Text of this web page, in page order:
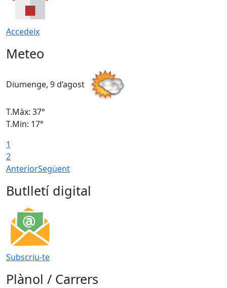
Accedeix
Meteo
Diumenge, 9 d’agost
T.Màx: 37°
T.Min: 17°
1
2
AnteriorSegüent
Butlletí digital
Subscriu-te
Plànol / Carrers